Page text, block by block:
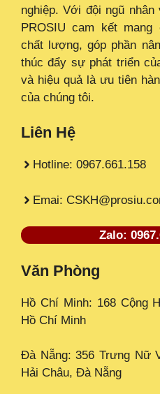
nghiệp. Với đội ngũ nhân
PROSIU cam kết mang
chất lượng, góp phần
thúc đẩy sự phát triển
và hiệu quả là ưu tiên
của chúng tôi.
Liên Hệ
Hotline: 0967.661.158
Emai:
Zalo:
Văn Phòng
Hồ Chí Minh: 168 Cộng
Hồ Chí Minh
Đà Nẵng: 356 Trưng Nữ
Hải Châu, Đà Nẵng